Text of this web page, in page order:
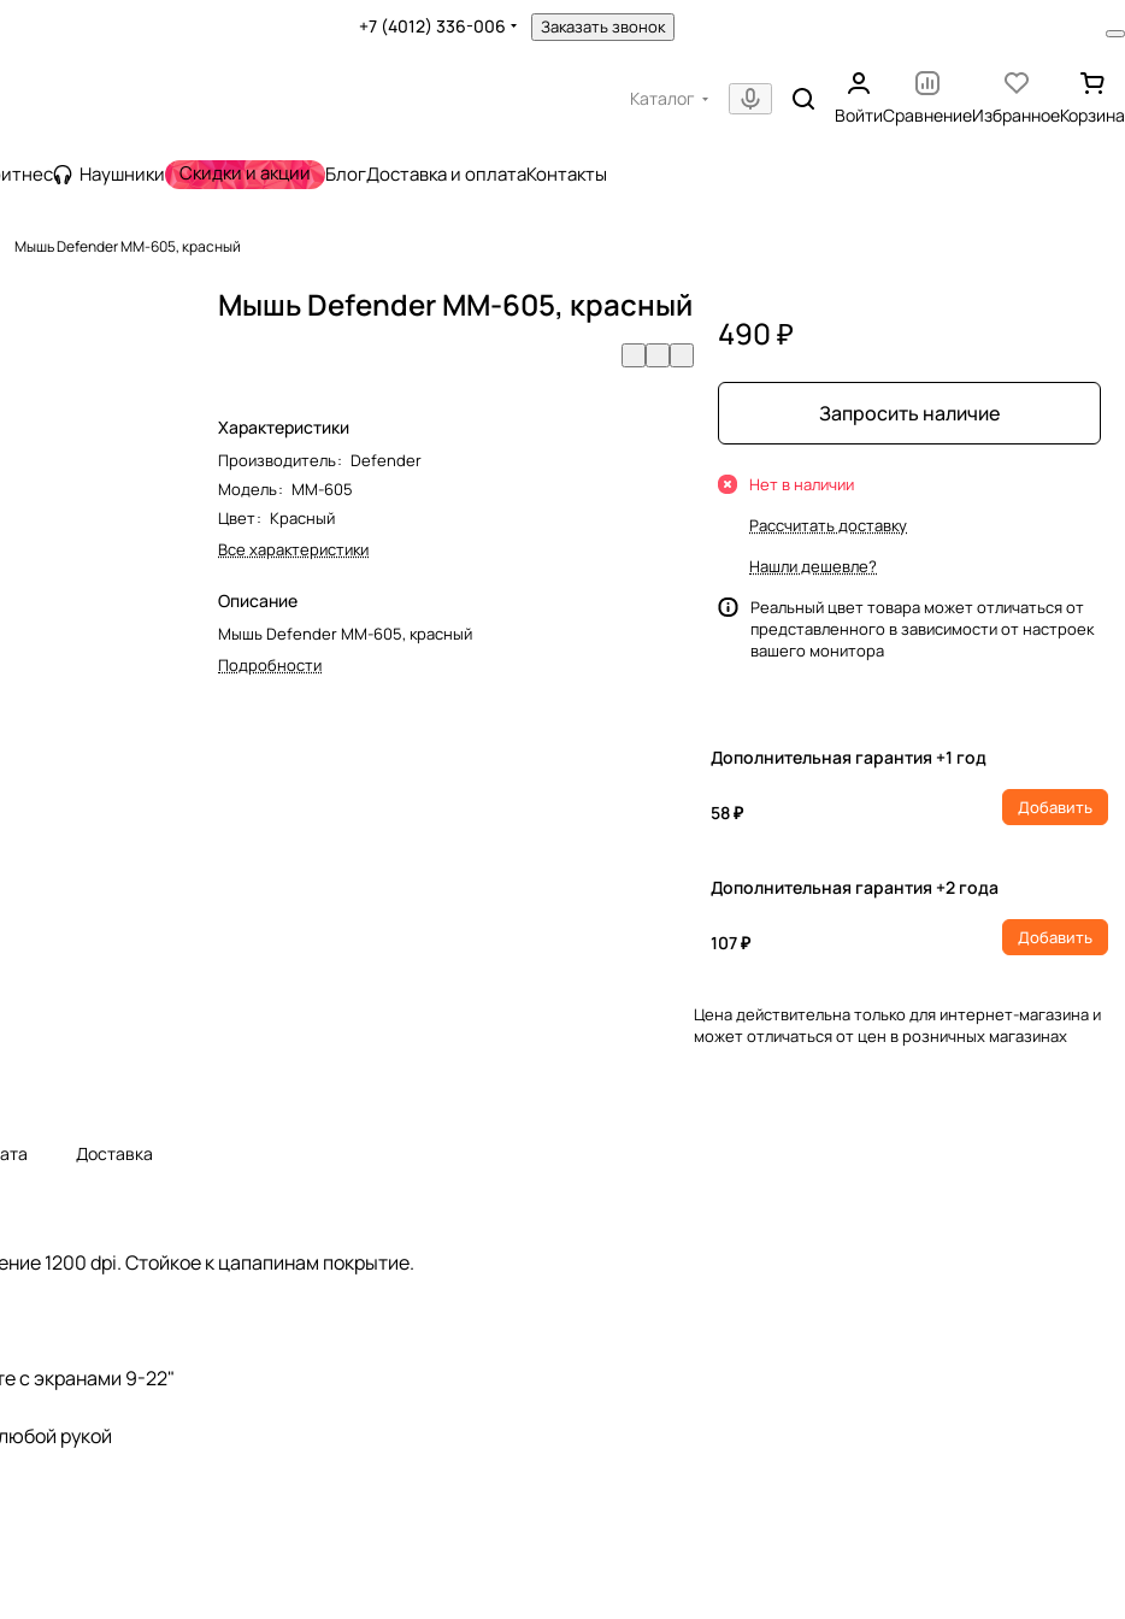
+7 (4012) 336-006 Заказать звонок
Каталог
ВойтиСравнениеИзбранноеКорзина
Наушники Скидки и акции БлогДоставка и оплатаКонтакты
Мышь Defender MM-605, красный
Мышь Defender MM-605, красный
Характеристики
Производитель: Defender
Модель: MM-605
Цвет: Красный
Все характеристики
Описание
Мышь Defender MM-605, красный
Подробности
490 ₽
Запросить наличие
Нет в наличии
Рассчитать доставку
Нашли дешевле?
Реальный цвет товара может отличаться от
представленного в зависимости от настроек
вашего монитора
Дополнительная гарантия +1 год
58 ₽ Добавить
Дополнительная гарантия +2 года
107 ₽ Добавить
Цена действительна только для интернет-магазина и
может отличаться от цен в розничных магазинах
Доставка
1200 dpi. Стойкое к цапапинам покрытие.
с экранами 9-22"
рукой